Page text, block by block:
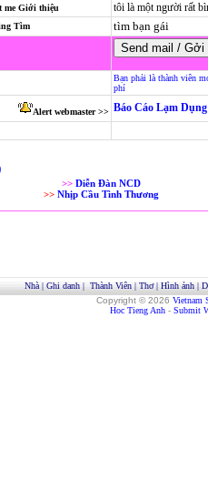
me Giới thiệu tôi là một người rất
Tìm tìm bạn gái
Bạn phải là thành viên
phí
Alert webmaster >> Báo Cáo Lạm
>> Diễn Đàn NCD
>> Nhịp Cầu Tình Thương
Nhà| Ghi danh| Thành Viên| Thơ| Hình ảnh|
Copyright © 2026 Vietnam
Hoc Tieng Anh - Submit